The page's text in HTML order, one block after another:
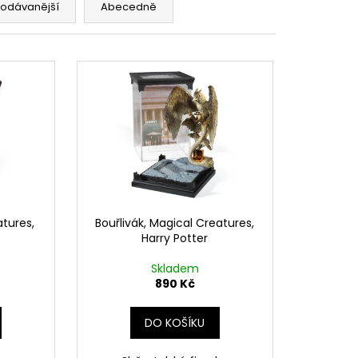
Abecedně
Bouřlivák, Magical Creatures,
Harry Potter
Skladem
890 Kč
DO KOŠÍKU
PŘÍČNÉ ULICE